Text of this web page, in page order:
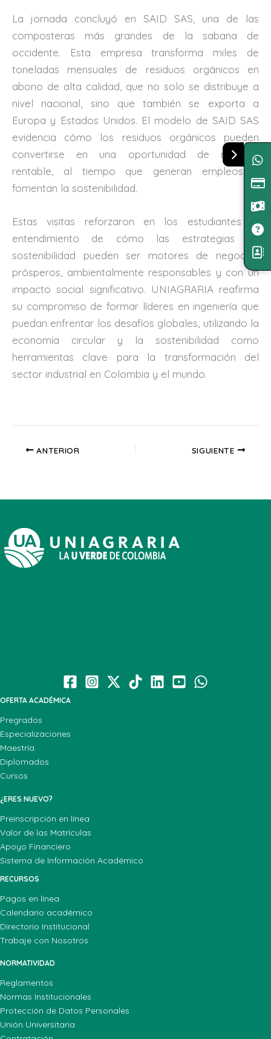
La jornada concluyó en SAID SAS, una de las
composteras más grandes de la sabana de
occidente. Esta empresa transforma miles de
toneladas mensuales de residuos orgánicos en
abono de alta calidad, que no solo se distribuye a
nivel nacional, sino que también se exporta a
Europa y Estados Unidos. El modelo de SAID SAS
evidencia cómo los residuos orgánicos pueden
convertirse en una oportunidad de negocio
rentable, al tiempo que generan empleos y
fomentan la sostenibilidad.
Estas visitas reforzaron en los estudiantes el
entendimiento de cómo las estrategias de
sostenibilidad pueden ser motores de negocios
prósperos, ambientalmente responsables y con un
impacto social significativo. UNIAGRARIA reafirma
su compromiso de formar líderes en ingeniería que
puedan enfrentar los desafíos globales, utilizando la
economía circular y la sostenibilidad como
herramientas clave para la transformación del
sector industrial en Colombia y el mundo.
ANTERIOR SIGUIENTE
OFERTA ACADÉMICA
Pregrados
Especializaciones
Maestría
Diplomados
Cursos
¿ERES NUEVO?
Preinscripción en línea
Valor de las Matrículas
Apoyo Financiero
Sistema de Información Académico
RECURSOS
Pagos en línea
Calendario académico
Directorio Institucional
Trabaje con Nosotros
NORMATIVIDAD
Reglamentos
Normas Institucionales
Protección de Datos Personales
Unión Universitaria